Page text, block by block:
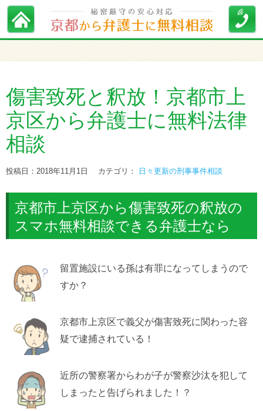
傷害致死と釈放！京都市上
京区から弁護士に無料法律
相談
投稿日：2018年11月1日 カテゴリ： 日々更新の刑事事件相談
京都市上京区から傷害致死の釈放の
スマホ無料相談できる弁護士なら
留置施設にいる孫は有罪になってしまうので
すか？
京都市上京区で義父が傷害致死に関わった容
疑で逮捕されている！
近所の警察署からわが子が警察沙汰を犯して
しまったと告げられました！？